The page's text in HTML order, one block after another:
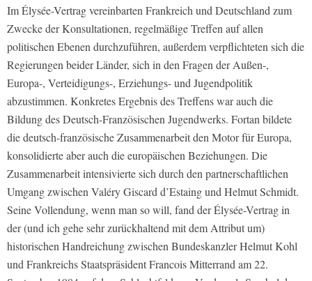
Im Élysée-Vertrag vereinbarten Frankreich und Deutschland zum
Zwecke der Konsultationen, regelmäßige Treffen auf allen
politischen Ebenen durchzuführen, außerdem verpflichteten sich die
Regierungen beider Länder, sich in den Fragen der Außen-,
Europa-, Verteidigungs-, Erziehungs- und Jugendpolitik
abzustimmen. Konkretes Ergebnis des Treffens war auch die
Bildung des Deutsch-Französischen Jugendwerks. Fortan bildete
die deutsch-französische Zusammenarbeit den Motor für Europa,
konsolidierte aber auch die europäischen Beziehungen. Die
Zusammenarbeit intensivierte sich durch den partnerschaftlichen
Umgang zwischen Valéry Giscard d’Estaing und Helmut Schmidt.
Seine Vollendung, wenn man so will, fand der Élysée-Vertrag in
der (und ich gehe sehr zurückhaltend mit dem Attribut um)
historischen Handreichung zwischen Bundeskanzler Helmut Kohl
und Frankreichs Staatspräsident Francois Mitterrand am 22.